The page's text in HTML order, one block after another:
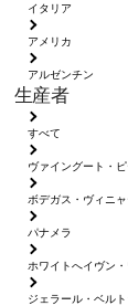
イタリア
アメリカ
アルゼンチン
生産者
すべて
ヴァイングート・
ボデガス・ヴィニ
パナメラ
ホワイトへイヴン
ジェラール・ベル